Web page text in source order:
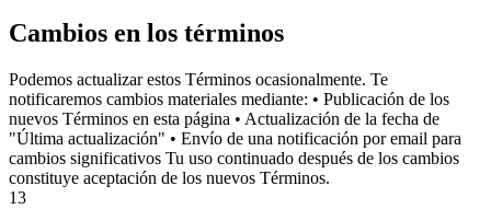
Cambios en los términos
Podemos actualizar estos Términos ocasionalmente. Te
notificaremos cambios materiales mediante: • Publicación de los
nuevos Términos en esta página • Actualización de la fecha de
"Última actualización" • Envío de una notificación por email para
cambios significativos Tu uso continuado después de los cambios
constituye aceptación de los nuevos Términos.
13